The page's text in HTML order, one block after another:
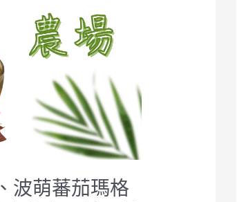
、波萌蕃茄瑪格